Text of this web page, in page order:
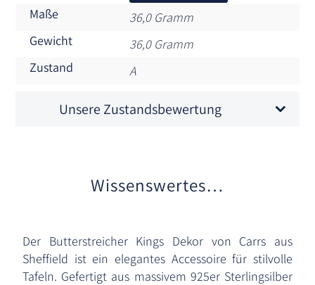
Maße
36,0 Gramm
Gewicht
36,0 Gramm
Zustand
A
Unsere Zustandsbewertung
Wissenswertes…
Der Butterstreicher Kings Dekor von Carrs aus
Sheffield ist ein elegantes Accessoire für stilvolle
Tafeln. Gefertigt aus massivem 925er Sterlingsilber